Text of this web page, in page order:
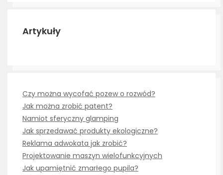
Artykuły
Czy można wycofać pozew o rozwód?
Jak można zrobić patent?
Namiot sferyczny glamping
Jak sprzedawać produkty ekologiczne?
Reklama adwokata jak zrobić?
Projektowanie maszyn wielofunkcyjnych
Jak upamiętnić zmarłego pupila?